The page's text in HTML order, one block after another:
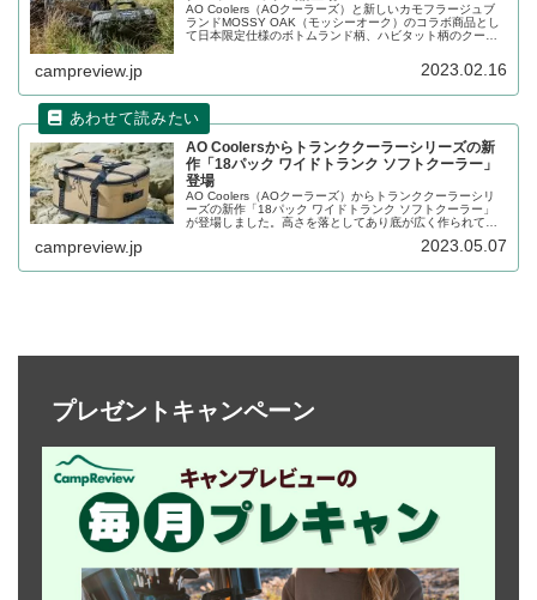
AO Coolers（AOクーラーズ）と新しいカモフラージュブ
ランドMOSSY OAK（モッシーオーク）のコラボ商品とし
て日本限定仕様のボトムランド柄、ハビタット柄のクーラ
campreview.jp 2023.02.16
AO Coolersからトランククーラーシリーズの新
作「18パック ワイドトランク ソフトクーラー」
登場
AO Coolers（AOクーラーズ）からトランククーラーシリ
ーズの新作「18パック ワイドトランク ソフトクーラー」
が登場しました。高さを落としてあり底が広く作られてい
campreview.jp 2023.05.07
プレゼントキャンペーン